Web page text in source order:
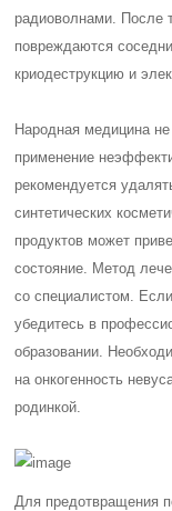
радиоволнами. После
повреждаются
криодеструкцию и
Народная медицина
применение
рекомендуется
синтетических
продуктов может
состояние. Метод
со специалистом.
убедитесь в
образовании.
на онкогенность
родинкой.
Для предотвращения